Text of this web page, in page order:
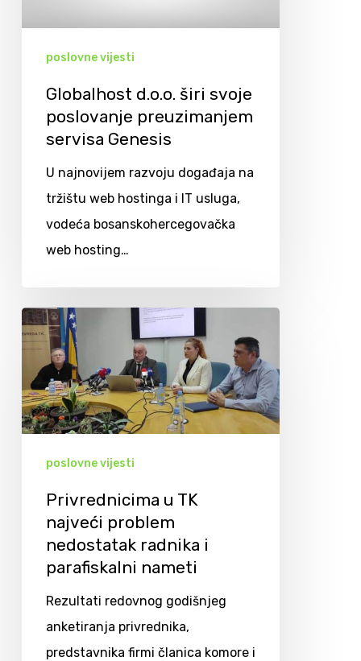
poslovne vijesti
Globalhost d.o.o. širi svoje
poslovanje preuzimanjem
servisa Genesis
U najnovijem razvoju događaja na
tržištu web hostinga i IT usluga,
vodeća bosanskohercegovačka
web hosting…
poslovne vijesti
Privrednicima u TK
najveći problem
nedostatak radnika i
parafiskalni nameti
Rezultati redovnog godišnjeg
anketiranja privrednika,
predstavnika firmi članica komore i